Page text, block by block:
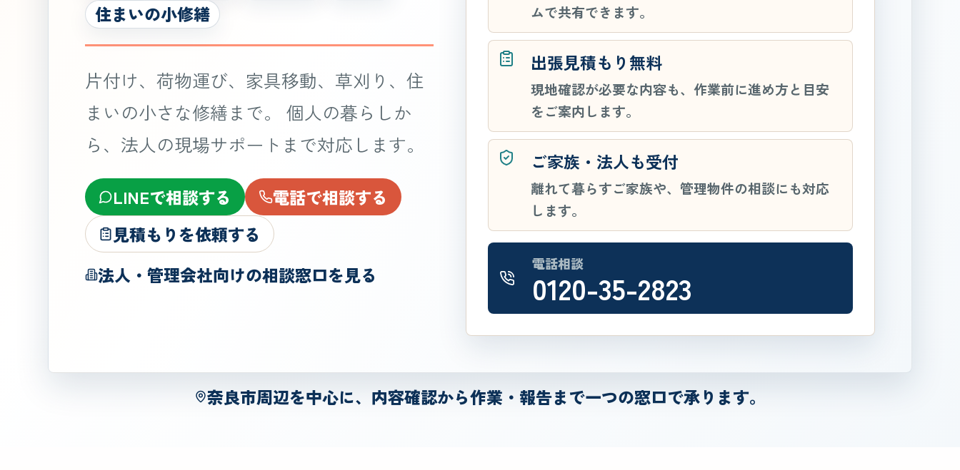
住まいの小修繕
片付け、荷物運び、家具移動、草刈り、住
まいの小さな修繕まで。 個人の暮らしか
ら、法人の現場サポートまで対応します。
LINEで相談する
電話で相談する
見積もりを依頼する
法人・管理会社向けの相談窓口を見る
ムで共有できます。
出張見積もり無料
現地確認が必要な内容も、作業前に進め方と目安
をご案内します。
ご家族・法人も受付
離れて暮らすご家族や、管理物件の相談にも対応
します。
電話相談
0120-35-2823
奈良市周辺を中心に、内容確認から作業・報告まで一つの窓口で承ります。